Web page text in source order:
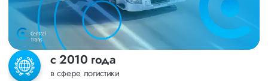
с 2010 года
в сфере логистики